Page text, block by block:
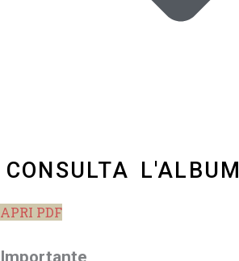
CONSULTA L'ALBUM
APRI PDF
Importante